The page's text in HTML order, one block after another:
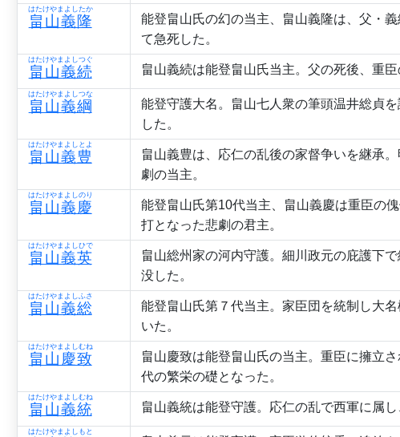
畠山義隆
はたけやまよしたか
能登畠山氏の幻の当主、畠山義隆は、父・
て急死した。
畠山義続
はたけやまよしつぐ
畠山義続は能登畠山氏当主。父の死後、重
畠山義綱
はたけやまよしつな
能登守護大名。畠山七人衆の筆頭温井総貞
した。
畠山義豊
はたけやまよしとよ
畠山義豊は、応仁の乱後の家督争いを継承
劇の当主。
畠山義慶
はたけやまよしのり
能登畠山氏第10代当主、畠山義慶は重臣の
打となった悲劇の君主。
畠山義英
はたけやまよしひで
畠山総州家の河内守護。細川政元の庇護下
没した。
畠山義総
はたけやまよしふさ
能登畠山氏第７代当主。家臣団を統制し大
いた。
畠山慶致
はたけやまよしむね
畠山慶致は能登畠山氏の当主。重臣に擁立
代の繁栄の礎となった。
畠山義統
はたけやまよしむね
畠山義統は能登守護。応仁の乱で西軍に属
はたけやまよしもと